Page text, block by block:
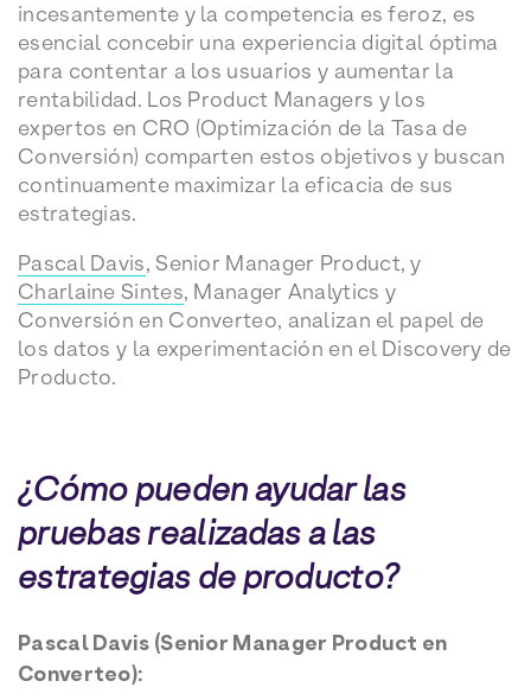
incesantemente y la competencia es feroz, es
esencial concebir una experiencia digital óptima
para contentar a los usuarios y aumentar la
rentabilidad. Los Product Managers y los
expertos en CRO (Optimización de la Tasa de
Conversión) comparten estos objetivos y buscan
continuamente maximizar la eficacia de sus
estrategias.
Pascal Davis, Senior Manager Product, y
Charlaine Sintes, Manager Analytics y
Conversión en Converteo, analizan el papel de
los datos y la experimentación en el Discovery de
Producto.
¿Cómo pueden ayudar las
pruebas realizadas a las
estrategias de producto?
Pascal Davis (Senior Manager Product en
Converteo):